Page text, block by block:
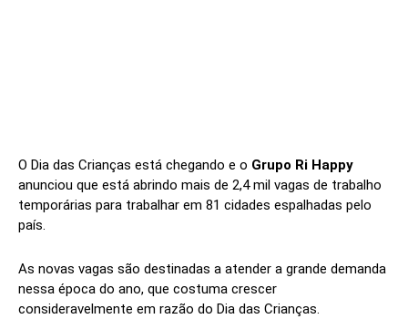
O Dia das Crianças está chegando e o Grupo Ri Happy
anunciou que está abrindo mais de 2,4 mil vagas de trabalho
temporárias para trabalhar em 81 cidades espalhadas pelo
país.
As novas vagas são destinadas a atender a grande demanda
nessa época do ano, que costuma crescer
consideravelmente em razão do Dia das Crianças.